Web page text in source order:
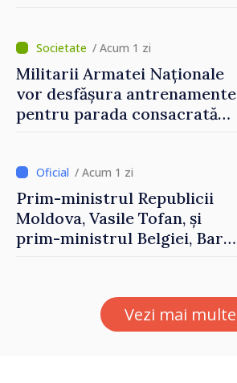
Forumul Diasporei
/ Acum 1 zi
Militarii Armatei Naționale
vor desfășura antrenamente
pentru parada consacrată
/ Acum 1 zi
Prim-ministrul Republicii
Moldova, Vasile Tofan, și
prim-ministrul Belgiei, Bart
al Republicii Moldova.
Vezi mai multe